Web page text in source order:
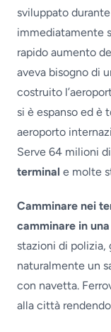
sviluppato
immediatamente
rapido aumento
aveva bisogno di
costruito
si è espanso ed è
aeroporto
Serve 64 milioni
terminal e molte
Camminare nei
camminare in
stazioni di polizia,
naturalmente un
con navetta.
alla città